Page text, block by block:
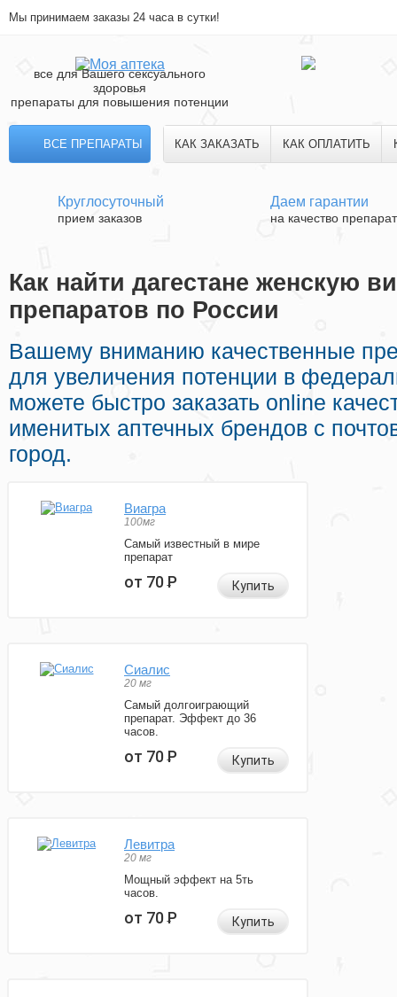
Мы принимаем заказы 24 часа в сутки!
все для Вашего сексуального
здоровья
препараты для повышения потенции
ВСЕ ПРЕПАРАТЫ КАК ЗАКАЗАТЬ КАК ОПЛАТИТЬ
Круглосуточный
прием заказов
Даем гарантии
на качество
Как найти дагестане женскую
препаратов по России
Вашему вниманию качественные
для увеличения потенции в
можете быстро заказать online
именитых аптечных брендов с
город.
Виагра
100мг
Самый известный в мире
препарат
от 70Р Купить
Сиалис
20 мг
Самый долгоиграющий
препарат. Эффект до 36
часов.
от 70Р Купить
Левитра
20 мг
Мощный эффект на 5ть
часов.
от 70Р Купить